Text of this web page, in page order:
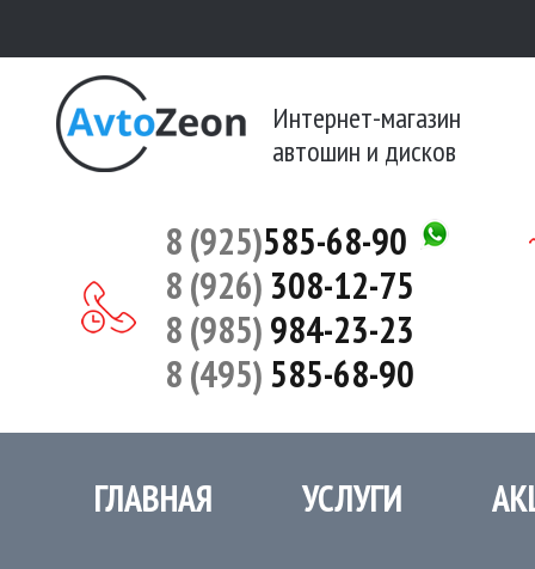
Интернет-магазин
автошин и дисков
8 (925)585-68-90
8 (926) 308-12-75
8 (985)984-23-23
8 (495)585-68-90
ГЛАВНАЯ УСЛУГИ